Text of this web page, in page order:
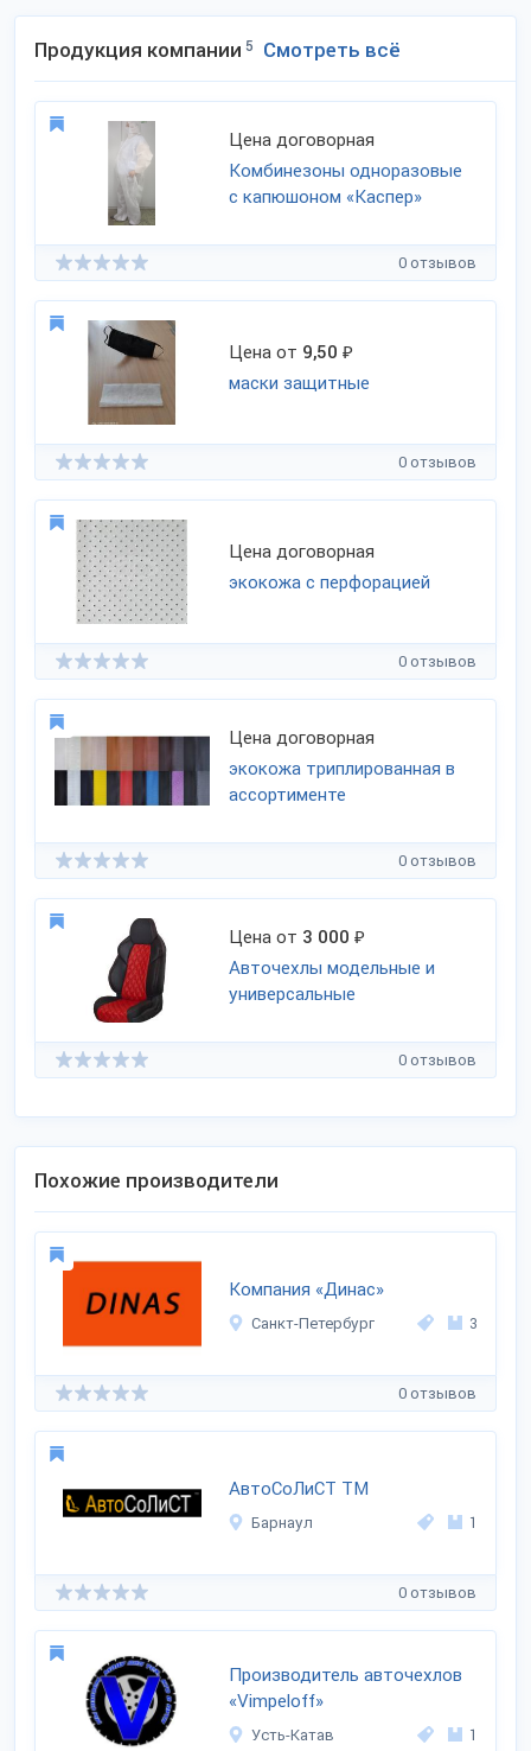
Продукция компании 5 Смотреть всё
Цена договорная
Комбинезоны одноразовые
с капюшоном «Каспер»
0 отзывов
Цена от 9,50 ₽
маски защитные
0 отзывов
Цена договорная
экокожа с перфорацией
0 отзывов
Цена договорная
экокожа триплированная в
ассортименте
0 отзывов
Цена от 3 000 ₽
Авточехлы модельные и
универсальные
0 отзывов
Похожие производители
Компания «Динас»
Санкт-Петербург 3
0 отзывов
АвтоСоЛиСТ ТМ
Барнаул 1
0 отзывов
Производитель авточехлов
«Vimpeloff»
Усть-Катав 1